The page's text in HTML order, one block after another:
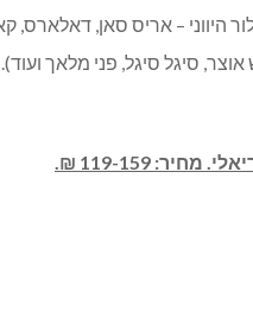
היווני – אריס סאן, דאלארס,
סיגל סיגל, פני מלאך ועוד).